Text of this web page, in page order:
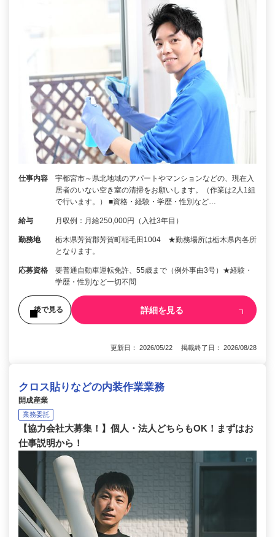
仕事内容
宇都宮市～県北地域のアパートやマンションなどの、現在入
居者のいない空き室の清掃をお願いします。（作業は2人1組
で行います。） ■資格・経験・学歴・性別など…
給与 月収例：月給250,000円（入社3年目）
勤務地
栃木県芳賀郡芳賀町稲毛田1004 ★勤務場所は栃木県内各所
となります。
応募資格
要普通自動車運転免許、55歳まで（例外事由3号）★経験・
学歴・性別など一切不問
後で見る 詳細を見る
更新日： 2026/05/22 掲載終了日： 2026/08/28
クロス貼りなどの内装作業業務
開成産業
業務委託
【協力会社大募集！】個人・法人どちらもOK！まずはお
仕事説明から！